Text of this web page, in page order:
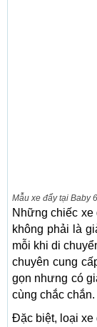
Mẫu xe đẩy tại Baby
Những chiếc xe
không phải là
mỗi khi di
chuyên cung
gọn nhưng có
cùng chắc chắn.
Đặc biệt, loại xe